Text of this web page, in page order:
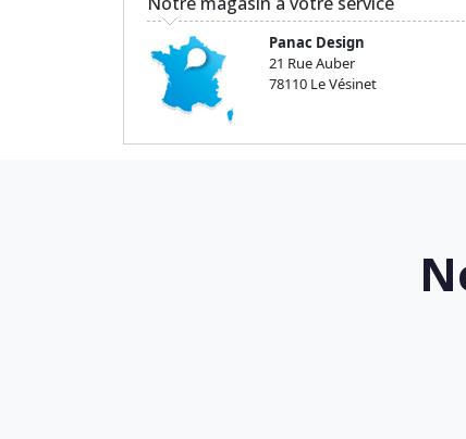
Panac Design
21 Rue Auber
78110 Le Vésinet